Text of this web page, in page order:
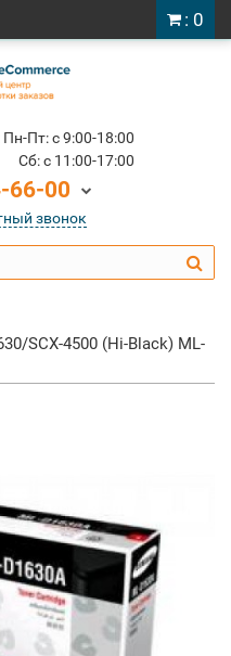
: 0
Пт: c 9:00-18:00
Cб: c 11:00-17:00
66-00
звонок
SCX-4500 (Hi-Black) ML-